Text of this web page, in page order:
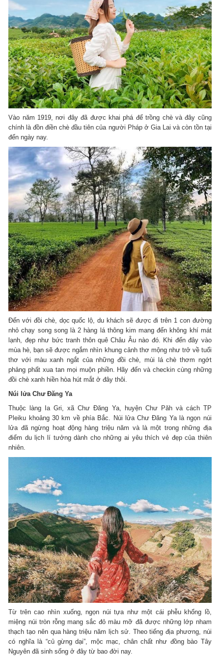
Vào năm 1919, nơi đây đã được khai phá để trồng chè và đây cũng
chính là đồn điền chè đầu tiên của người Pháp ở Gia Lai và còn tồn tại
đến ngày nay.
Đến với đồi chè, dọc quốc lộ, du khách sẽ được đi trên 1 con đường
nhỏ chạy song song là 2 hàng lá thông kim mang đến không khí mát
lạnh, đẹp như bức tranh thôn quê Châu Âu nào đó. Khi đến đây vào
mùa hè, bạn sẽ được ngắm nhìn khung cảnh thơ mộng như trở về tuổi
thơ với màu xanh ngắt của những đồi chè, mùi lá chè thơm ngớt
phảng phất xua tan mọi muộn phiền. Hãy đến và checkin cùng những
đồi chè xanh hiền hòa hút mắt ở đây thôi.
Núi lửa Chư Đăng Ya
Thuộc làng Ia Gri, xã Chư Đăng Ya, huyện Chư Păh và cách TP
Pleiku khoảng 30 km về phía Bắc. Núi lửa Chư Đăng Ya là ngọn núi
lửa đã ngừng hoạt động hàng triệu năm và là một trong những địa
điểm du lịch lí tưởng dành cho những ai yêu thích vẻ đẹp của thiên
nhiên.
Từ trên cao nhìn xuống, ngọn núi tựa như một cái phễu khổng lồ,
miệng núi tròn rỗng mang sắc đỏ màu mỡ đã được những lớp nham
thạch tạo nên qua hàng triệu năm lịch sử. Theo tiếng địa phương, núi
có nghĩa là “củ gừng dại”, mộc mạc, chân chất như đồng bào Tây
Nguyên đã sinh sống ở đây từ bao đời nay.